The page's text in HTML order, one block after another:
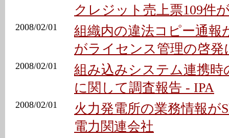
クレジット売上票109件
2008/02/01
組織内の違法コピー通報
がライセンス管理の啓発
2008/02/01
組み込みシステム連携
に関して調査報告 - IPA
2008/02/01
火力発電所の業務情報が
電力関連会社